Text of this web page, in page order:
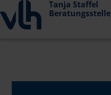
Tanja Staffel